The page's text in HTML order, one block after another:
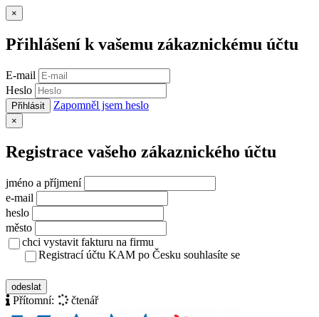
×
Přihlášení k vašemu zákaznickému účtu
E-mail
Heslo
Přihlásit Zapomněl jsem heslo
×
Registrace vašeho zákaznického účtu
jméno a příjmení
e-mail
heslo
město
chci vystavit fakturu na firmu
Registrací účtu KAM po Česku souhlasíte se
odeslat
Přítomní: čtenář